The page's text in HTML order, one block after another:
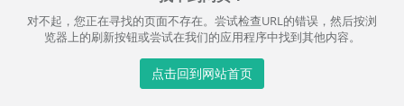
对不起，您正在寻找的页面不存在。尝试检查URL的错误，然后按浏
览器上的刷新按钮或尝试在我们的应用程序中找到其他内容。
点击回到网站首页